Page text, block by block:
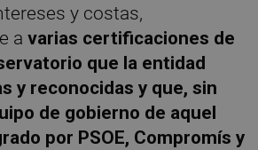
y costas,
avarias certificaciones de
que la entidad
y reconocidas y que, sin
de gobierno de aquel
por PSOE, Compromís y